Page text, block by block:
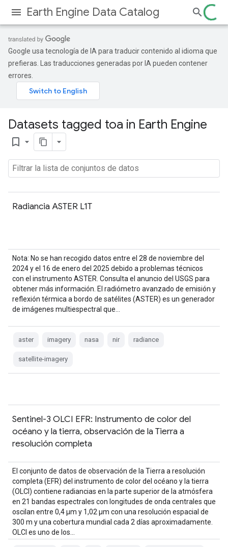
Earth Engine Data Catalog
Google usa tecnología de IA para traducir contenido al idioma que
prefieras. Las traducciones generadas por IA pueden contener
errores.
Datasets tagged toa in Earth Engine
bookmark_border
Radiancia ASTER L1T
Nota: No se han recogido datos entre el 28 de noviembre del
2024 y el 16 de enero del 2025 debido a problemas técnicos
con el instrumento ASTER. Consulta el anuncio del USGS para
obtener más información. El radiómetro avanzado de emisión y
reflexión térmica a bordo de satélites (ASTER) es un generador
de imágenes multiespectral que…
aster imagery nasa nir radiance
satellite-imagery
Sentinel-3 OLCI EFR: Instrumento de color del
océano y la tierra, observación de la Tierra a
resolución completa
El conjunto de datos de observación de la Tierra a resolución
completa (EFR) del instrumento de color del océano y la tierra
(OLCI) contiene radiancias en la parte superior de la atmósfera
en 21 bandas espectrales con longitudes de onda centrales que
oscilan entre 0,4 µm y 1,02 µm con una resolución espacial de
300 m y una cobertura mundial cada 2 días aproximadamente.
OLCI es uno de los…